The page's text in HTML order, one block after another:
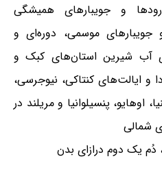
و جویبارهای همیشگی
جویبارهای موسمی، دوره‌ای و
آب شیرین استان‌های کبک و
و ایالت‌های کنتاکی، نیوجرسی،
اوهایو، پنسیلوانیا و مریلند در
شمالی